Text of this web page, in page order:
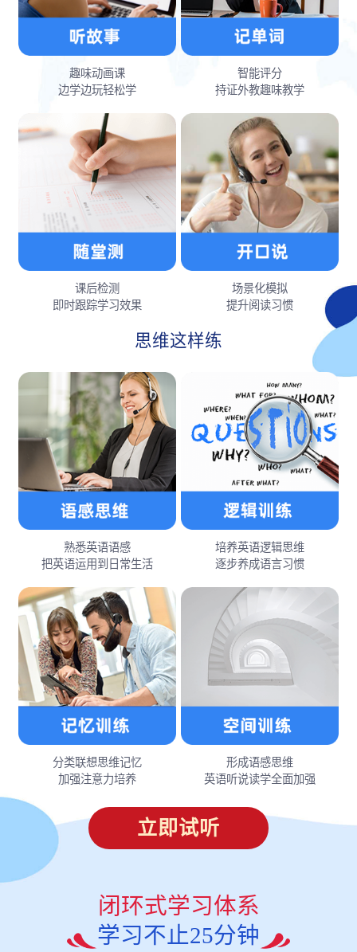
趣味动画课
边学边玩轻松学
智能评分
持证外教趣味教学
课后检测
即时跟踪学习效果
场景化模拟
提升阅读习惯
思维这样练
熟悉英语语感
把英语运用到日常生活
培养英语逻辑思维
逐步养成语言习惯
分类联想思维记忆
加强注意力培养
形成语感思维
英语听说读学全面加强
立即试听
闭环式学习体系
学习不止25分钟